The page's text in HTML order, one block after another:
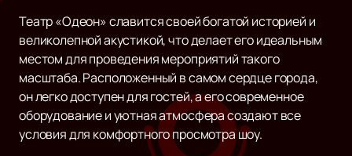
Театр «Одеон» славится своей богатой историей и
великолепной акустикой, что делает его идеальным
местом для проведения мероприятий такого
масштаба. Расположенный в самом сердце города,
он легко доступен для гостей, а его современное
оборудование и уютная атмосфера создают все
условия для комфортного просмотра шоу.